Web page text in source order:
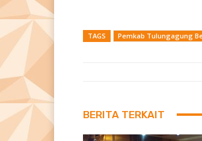
TAGS Pemkab Tulungagung
BERITA TERKAIT